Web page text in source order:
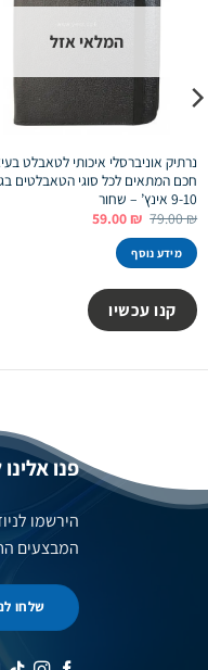
המלאי אזל
נרתיק אוניברסלי איכותי לטאבלט
חכם המתאים לכל סוגי הטאבלטים
9-10 אינץ’ – שחור
79.00₪ המחיר
היה:
79.00 ₪.
59.00₪ המחיר
מידע נוסף
קנו עכשיו
פנו
הירשמו
המבצעים
שלחו